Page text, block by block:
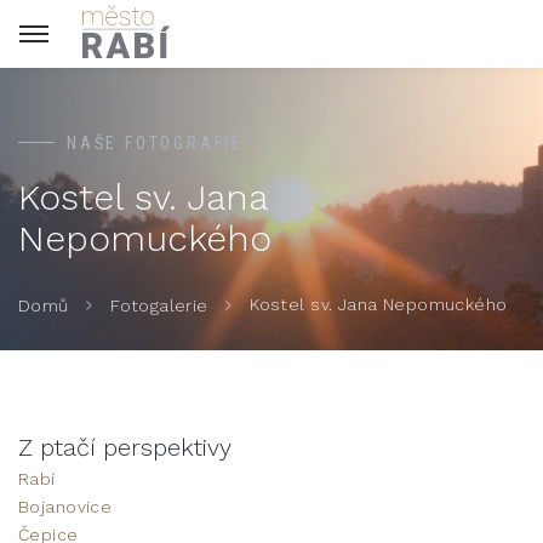
NAŠE FOTOGRAFIE
Kostel sv. Jana
Nepomuckého
Domů Fotogalerie Kostel sv. Jana Nepomuckého
Z ptačí perspektivy
Rabí
Bojanovice
Čepice